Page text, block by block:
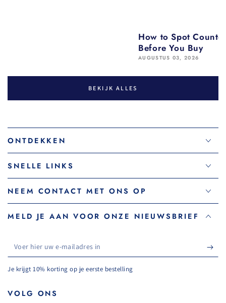
How to Spot
Before You Buy
AUGUSTUS 03, 2026
BEKIJK ALLES
ONTDEKKEN
SNELLE LINKS
NEEM CONTACT MET ONS OP
MELD JE AAN VOOR ONZE NIEUWSBRIEF
Voer
hier
uw
e-
Je krijgt 10% korting op je eerste bestelling
VOLG ONS